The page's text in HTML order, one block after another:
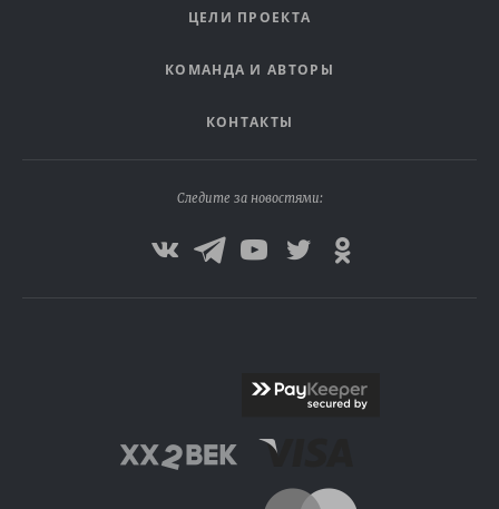
ЦЕЛИ ПРОЕКТА
КОМАНДА И АВТОРЫ
КОНТАКТЫ
Следите за новостями: